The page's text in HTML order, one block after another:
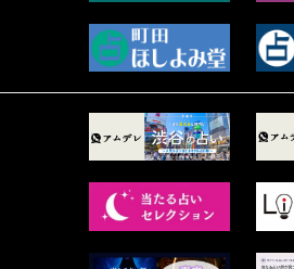
紅月Luru (5)
ルーカス伽豆海 (1111)
木杉泉風 (116)
桐野有民 (31)
月夜巳キメラ (4)
2023年5月 (67)
2023年4月 (73)
2023年2月 (99)
2022年12月 (72)
2022年11月 (72)